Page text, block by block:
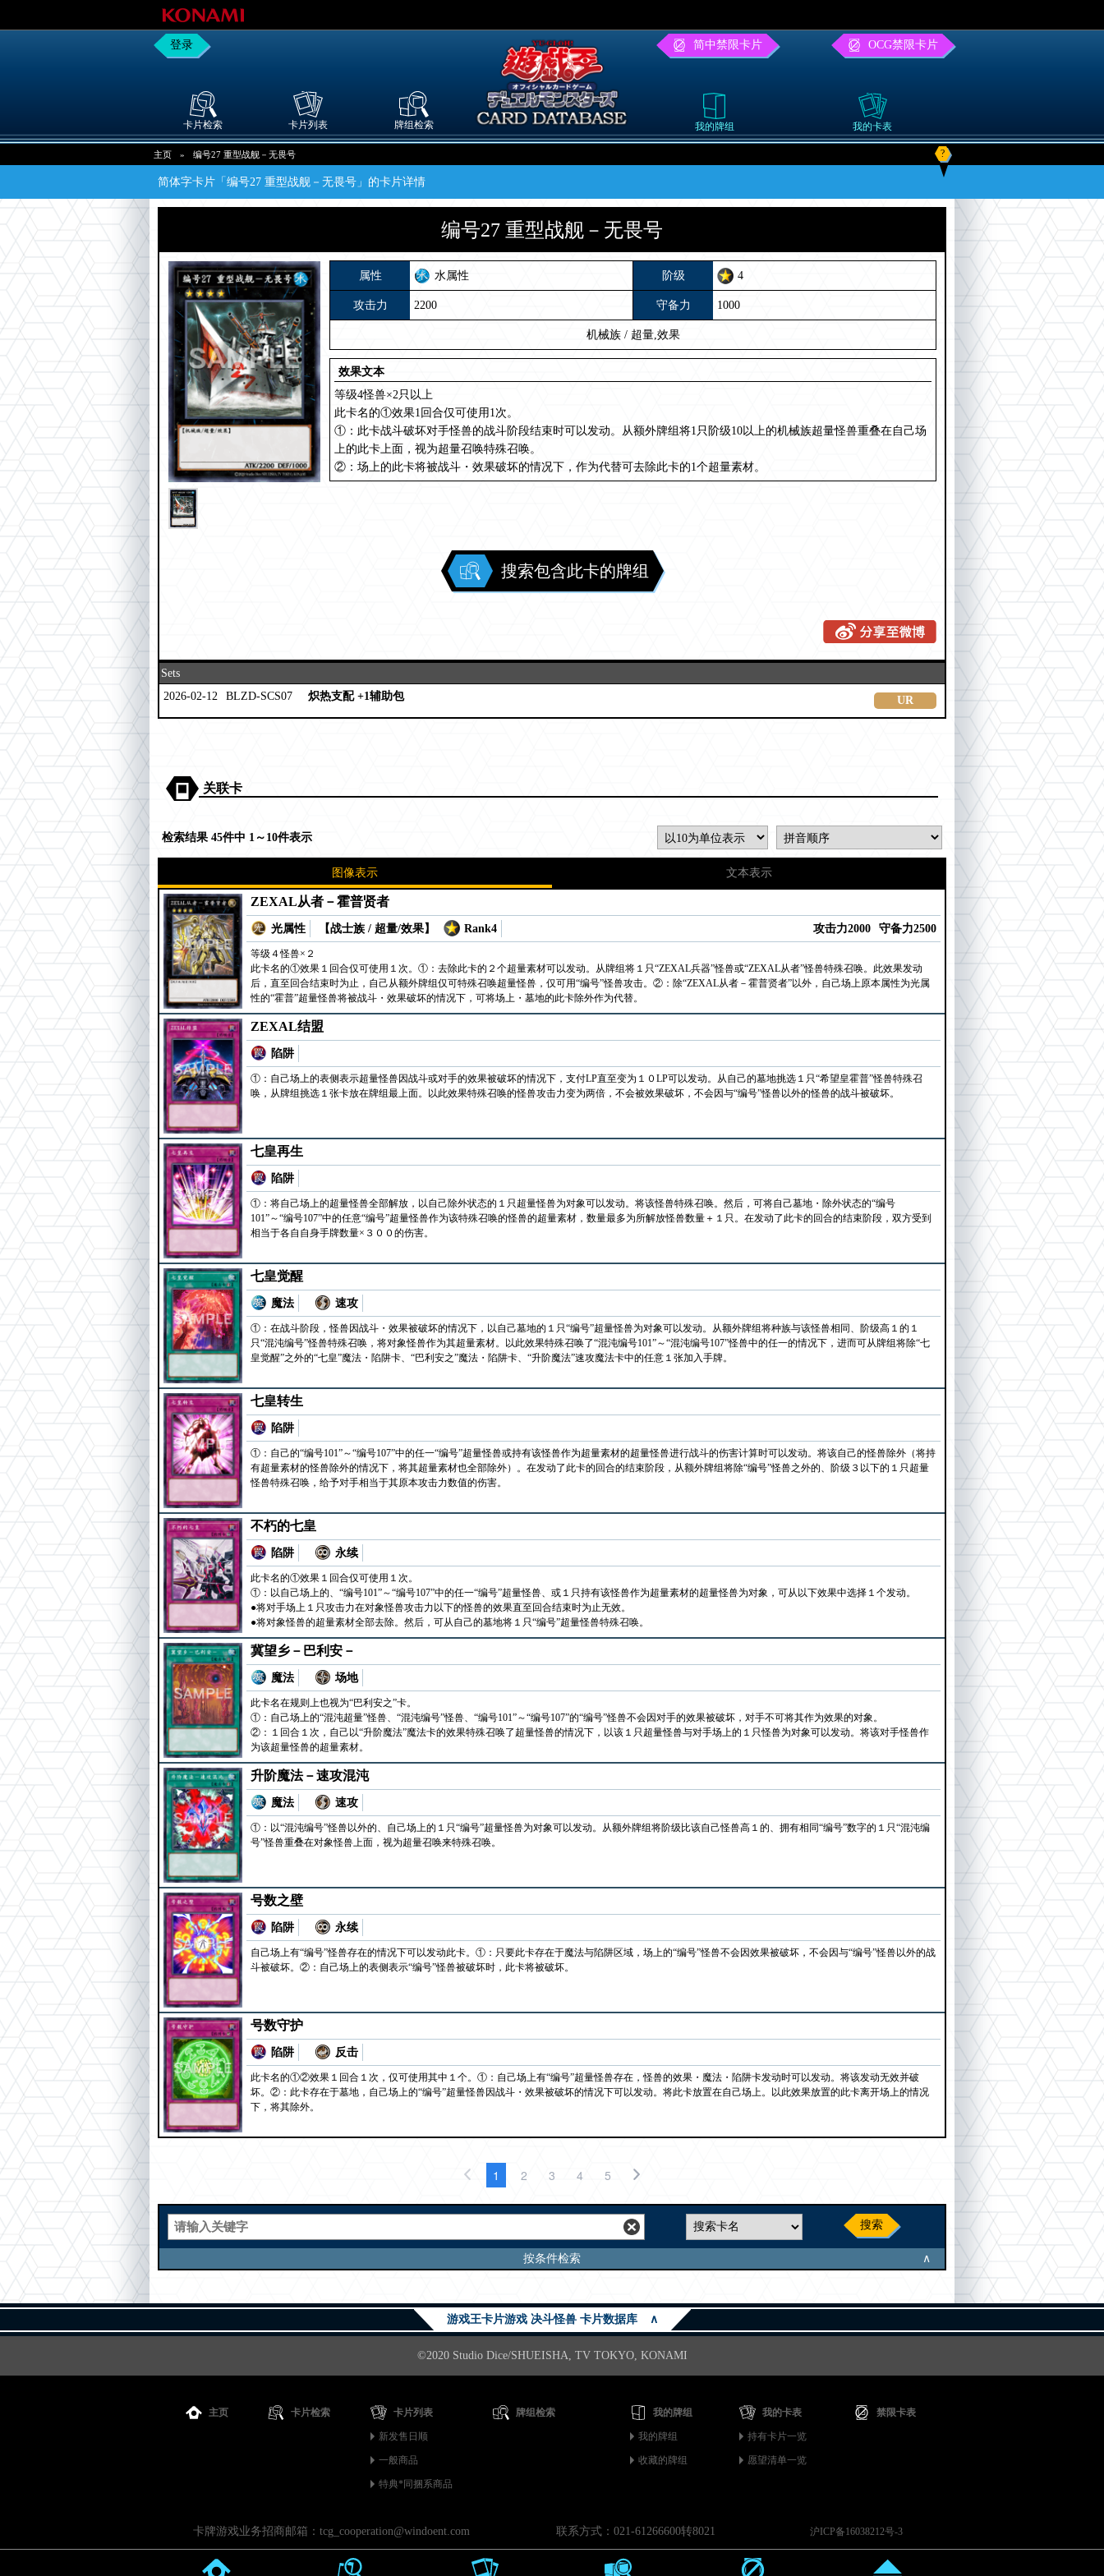
登录 简中禁限卡片 OCG禁限卡片
卡片检索 卡片列表 牌组检索 我的牌组 我的卡表
主页 » 编号27 重型战舰－无畏号 ?
简体字卡片「编号27 重型战舰－无畏号」的卡片详情
编号27 重型战舰－无畏号
属性 水属性 阶级 4
攻击力 2200 守备力 1000
机械族 / 超量,效果
效果文本
等级4怪兽×2只以上
此卡名的①效果1回合仅可使用1次。
①：此卡战斗破坏对手怪兽的战斗阶段结束时可以发动。从额外牌组将1只阶级10以上的机械族超量怪兽重叠在自己场
上的此卡上面，视为超量召唤特殊召唤。
②：场上的此卡将被战斗・效果破坏的情况下，作为代替可去除此卡的1个超量素材。
搜索包含此卡的牌组
Sets
2026-02-12
BLZD-SCS07 炽热支配 +1辅助包 UR
关联卡
检索结果 45件中 1～10件表示
图像表示 文本表示
ZEXAL从者－霍普贤者
光属性 【战士族 / 超量/效果】 Rank4 攻击力2000 守备力2500
等级４怪兽×２
此卡名的①效果１回合仅可使用１次。①：去除此卡的２个超量素材可以发动。从牌组将１只“ZEXAL兵器”怪兽或“ZEXAL从者”怪兽特殊召唤。此效果发动
后，直至回合结束时为止，自己从额外牌组仅可特殊召唤超量怪兽，仅可用“编号”怪兽攻击。②：除“ZEXAL从者－霍普贤者”以外，自己场上原本属性为光属
性的“霍普”超量怪兽将被战斗・效果破坏的情况下，可将场上・墓地的此卡除外作为代替。
ZEXAL结盟
陷阱
①：自己场上的表侧表示超量怪兽因战斗或对手的效果被破坏的情况下，支付LP直至变为１０LP可以发动。从自己的墓地挑选１只“希望皇霍普”怪兽特殊召
唤，从牌组挑选１张卡放在牌组最上面。以此效果特殊召唤的怪兽攻击力变为两倍，不会被效果破坏，不会因与“编号”怪兽以外的怪兽的战斗被破坏。
七皇再生
陷阱
①：将自己场上的超量怪兽全部解放，以自己除外状态的１只超量怪兽为对象可以发动。将该怪兽特殊召唤。然后，可将自己墓地・除外状态的“编号
101”～“编号107”中的任意“编号”超量怪兽作为该特殊召唤的怪兽的超量素材，数量最多为所解放怪兽数量＋１只。在发动了此卡的回合的结束阶段，双方受到
相当于各自自身手牌数量×３００的伤害。
七皇觉醒
魔法 速攻
①：在战斗阶段，怪兽因战斗・效果被破坏的情况下，以自己墓地的１只“编号”超量怪兽为对象可以发动。从额外牌组将种族与该怪兽相同、阶级高１的１
只“混沌编号”怪兽特殊召唤，将对象怪兽作为其超量素材。以此效果特殊召唤了“混沌编号101”～“混沌编号107”怪兽中的任一的情况下，进而可从牌组将除“七
皇觉醒”之外的“七皇”魔法・陷阱卡、“巴利安之”魔法・陷阱卡、“升阶魔法”速攻魔法卡中的任意１张加入手牌。
七皇转生
陷阱
①：自己的“编号101”～“编号107”中的任一“编号”超量怪兽或持有该怪兽作为超量素材的超量怪兽进行战斗的伤害计算时可以发动。将该自己的怪兽除外（将持
有超量素材的怪兽除外的情况下，将其超量素材也全部除外）。在发动了此卡的回合的结束阶段，从额外牌组将除“编号”怪兽之外的、阶级３以下的１只超量
怪兽特殊召唤，给予对手相当于其原本攻击力数值的伤害。
不朽的七皇
陷阱 永续
此卡名的①效果１回合仅可使用１次。
①：以自己场上的、“编号101”～“编号107”中的任一“编号”超量怪兽、或１只持有该怪兽作为超量素材的超量怪兽为对象，可从以下效果中选择１个发动。
●将对手场上１只攻击力在对象怪兽攻击力以下的怪兽的效果直至回合结束时为止无效。
●将对象怪兽的超量素材全部去除。然后，可从自己的墓地将１只“编号”超量怪兽特殊召唤。
冀望乡－巴利安－
魔法 场地
此卡名在规则上也视为“巴利安之”卡。
①：自己场上的“混沌超量”怪兽、“混沌编号”怪兽、“编号101”～“编号107”的“编号”怪兽不会因对手的效果被破坏，对手不可将其作为效果的对象。
②：１回合１次，自己以“升阶魔法”魔法卡的效果特殊召唤了超量怪兽的情况下，以该１只超量怪兽与对手场上的１只怪兽为对象可以发动。将该对手怪兽作
为该超量怪兽的超量素材。
升阶魔法－速攻混沌
魔法 速攻
①：以“混沌编号”怪兽以外的、自己场上的１只“编号”超量怪兽为对象可以发动。从额外牌组将阶级比该自己怪兽高１的、拥有相同“编号”数字的１只“混沌编
号”怪兽重叠在对象怪兽上面，视为超量召唤来特殊召唤。
号数之壁
陷阱 永续
自己场上有“编号”怪兽存在的情况下可以发动此卡。①：只要此卡存在于魔法与陷阱区域，场上的“编号”怪兽不会因效果被破坏，不会因与“编号”怪兽以外的战
斗被破坏。②：自己场上的表侧表示“编号”怪兽被破坏时，此卡将被破坏。
号数守护
陷阱 反击
此卡名的①②效果１回合１次，仅可使用其中１个。①：自己场上有“编号”超量怪兽存在，怪兽的效果・魔法・陷阱卡发动时可以发动。将该发动无效并破
坏。②：此卡存在于墓地，自己场上的“编号”超量怪兽因战斗・效果被破坏的情况下可以发动。将此卡放置在自己场上。以此效果放置的此卡离开场上的情况
下，将其除外。
1 2 3 4 5
搜索
按条件检索 ∧
游戏王卡片游戏 决斗怪兽 卡片数据库 ∧
©2020 Studio Dice/SHUEISHA, TV TOKYO, KONAMI
主页 卡片检索 卡片列表
新发售日顺
一般商品
特典*同捆系商品
牌组检索 我的牌组
我的牌组
收藏的牌组
我的卡表
持有卡片一览
愿望清单一览
禁限卡表
卡牌游戏业务招商邮箱：tcg_cooperation@windoent.com 联系方式：021-61266600转8021 沪ICP备16038212号-3